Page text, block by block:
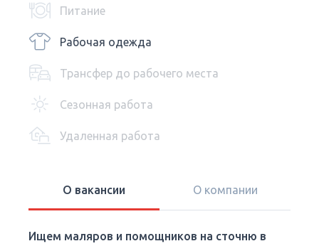
Питание
Рабочая одежда
Трансфер до рабочего места
Сезонная работа
Удаленная работа
О вакансии О компании
Ищем маляров и помощников на сточню в